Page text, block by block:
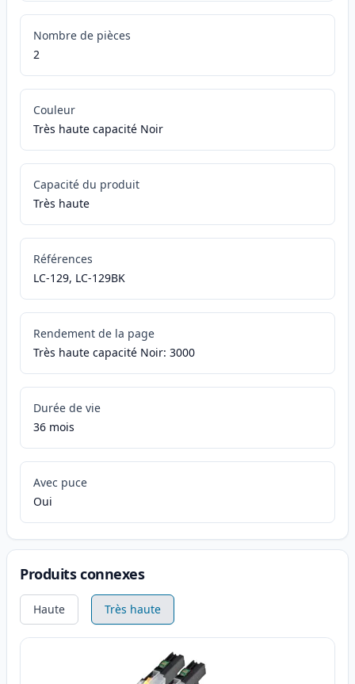
Nombre de pièces
2
Couleur
Très haute capacité Noir
Capacité du produit
Très haute
Références
LC-129, LC-129BK
Rendement de la page
Très haute capacité Noir: 3000
Durée de vie
36 mois
Avec puce
Oui
Produits connexes
Haute Très haute